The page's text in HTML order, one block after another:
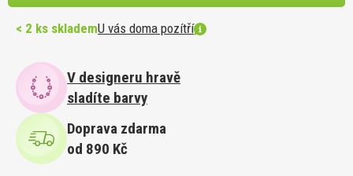
< 2 ks sklademU vás doma pozítří
V designeru hravě
sladíte barvy
Doprava zdarma
od 890 Kč